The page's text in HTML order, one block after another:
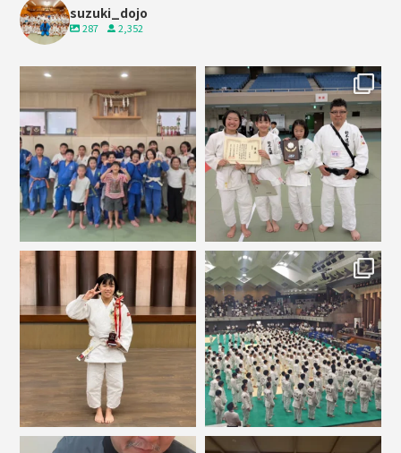
suzuki_dojo
287 2,352